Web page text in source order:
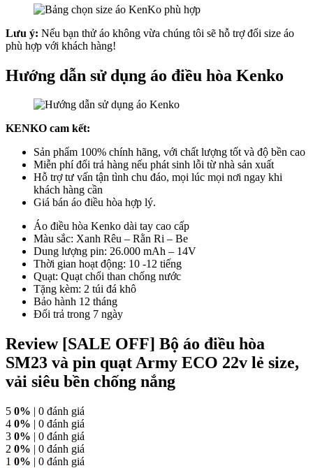
Lưu ý: Nếu bạn thử áo không vừa chúng tôi sẽ hỗ trợ đổi size áo
phù hợp với khách hàng!
Hướng dẫn sử dụng áo điều hòa Kenko
KENKO cam kết:
Sản phẩm 100% chính hãng, với chất lượng tốt và độ bền cao
Miễn phí đổi trả hàng nếu phát sinh lỗi từ nhà sản xuất
Hỗ trợ tư vấn tận tình chu đáo, mọi lúc mọi nơi ngay khi
khách hàng cần
Giá bán áo điều hòa hợp lý.
Áo điều hòa Kenko dài tay cao cấp
Màu sắc: Xanh Rêu – Rằn Ri – Be
Dung lượng pin: 26.000 mAh – 14V
Thời gian hoạt động: 10 -12 tiếng
Quạt: Quạt chổi than chống nước
Tặng kèm: 2 túi đá khô
Bảo hành 12 tháng
Đổi trả trong 7 ngày
Review [SALE OFF] Bộ áo điều hòa
SM23 và pin quạt Army ECO 22v lẻ size,
vải siêu bền chống nắng
5 0% | 0 đánh giá
4 0% | 0 đánh giá
3 0% | 0 đánh giá
2 0% | 0 đánh giá
1 0% | 0 đánh giá